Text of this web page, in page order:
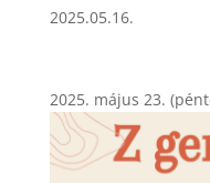
2025.05.16.
2025. május 23.